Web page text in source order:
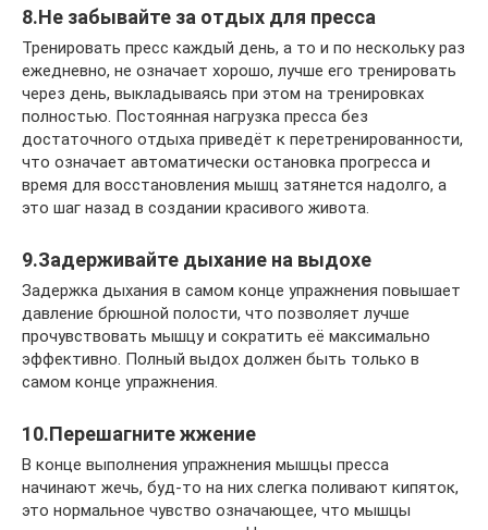
8.Не забывайте за отдых для пресса
Тренировать пресс каждый день, а то и по нескольку раз
ежедневно, не означает хорошо, лучше его тренировать
через день, выкладываясь при этом на тренировках
полностью. Постоянная нагрузка пресса без
достаточного отдыха приведёт к перетренированности,
что означает автоматически остановка прогресса и
время для восстановления мышц затянется надолго, а
это шаг назад в создании красивого живота.
9.Задерживайте дыхание на выдохе
Задержка дыхания в самом конце упражнения повышает
давление брюшной полости, что позволяет лучше
прочувствовать мышцу и сократить её максимально
эффективно. Полный выдох должен быть только в
самом конце упражнения.
10.Перешагните жжение
В конце выполнения упражнения мышцы пресса
начинают жечь, буд-то на них слегка поливают кипяток,
это нормальное чувство означающее, что мышцы